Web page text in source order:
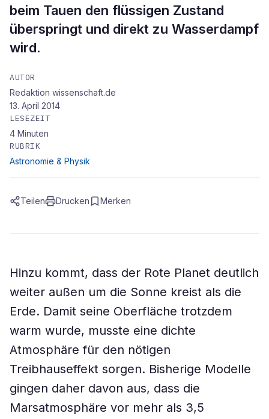
beim Tauen den flüssigen Zustand
überspringt und direkt zu Wasserdampf
wird.
AUTOR
Redaktion wissenschaft.de
13. April 2014
LESEZEIT
4 Minuten
RUBRIK
Astronomie & Physik
Teilen Drucken Merken
Hinzu kommt, dass der Rote Planet deutlich
weiter außen um die Sonne kreist als die
Erde. Damit seine Oberfläche trotzdem
warm wurde, musste eine dichte
Atmosphäre für den nötigen
Treibhauseffekt sorgen. Bisherige Modelle
gingen daher davon aus, dass die
Marsatmosphäre vor mehr als 3,5